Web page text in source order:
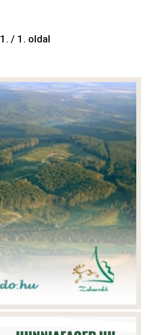
1. / 1. oldal